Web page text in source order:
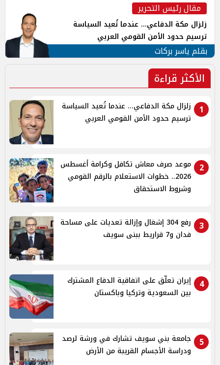
مقال رئيس التحرير
زلزال مكة الدفاعي... عندما تُعيد السياسة
ترسيم حدود الأمن القومي العربي
بقلم ياسر بركات
الأكثر قراءة
1
زلزال مكة الدفاعي... عندما تُعيد السياسة
ترسيم حدود الأمن القومي العربي
2
موعد صرف معاش تكافل وكرامة أغسطس
2026.. خطوات الاستعلام بالرقم القومي
وشروط الاستحقاق
3
رفع 304 إشغال وإزالة تعديات على مساحة
فدان و7 قراريط ببنى سويف
4
إيران تعلّق على اتفاقية الدفاع المشترك
بين السعودية وتركيا وباكستان
5
جامعة بني سويف تشارك في ورشة لرصد
ودراسة الأجسام القريبة من الأرض